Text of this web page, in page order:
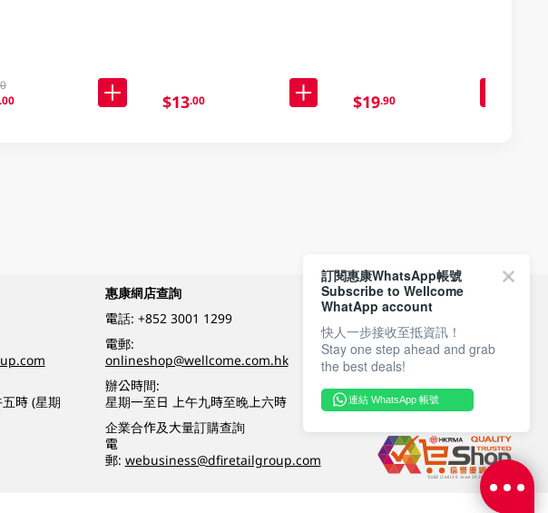
$13.00 $19.90
時 (星期
惠康網店查詢
電話: +852 3001 1299
電郵:
onlineshop@wellcome.com.hk
辦公時間:
星期一至日 上午九時至晚上六時
企業合作及大量訂購查詢
電
郵: webusiness@dfiretailgroup.com
付款方式
關注我們
訂閱惠康WhatsApp帳號
Subscribe to Wellcome
WhatApp account
快人一步接收至抵資訊！
Stay one step ahead and grab
the best deals!
連結 WhatsApp 帳號